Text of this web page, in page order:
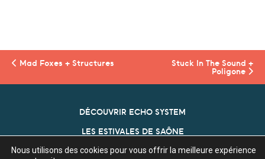
Mad Foxes + Structures
Stuck In The Sound +
Poligone
DÉCOUVRIR ECHO SYSTEM
LES ESTIVALES DE SAÔNE
NOS PARTENAIRES
Nous utilisons des cookies pour vous offrir la meilleure expérience